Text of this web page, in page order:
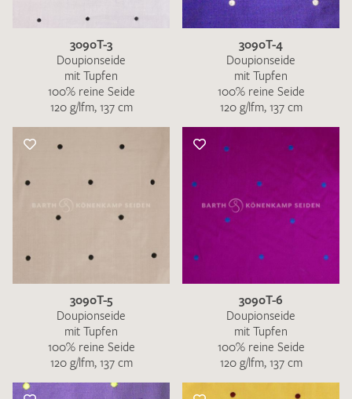
3090T-3
Doupionseide
mit Tupfen
100% reine Seide
120 g/lfm, 137 cm
3090T-4
Doupionseide
mit Tupfen
100% reine Seide
120 g/lfm, 137 cm
3090T-5
Doupionseide
mit Tupfen
100% reine Seide
120 g/lfm, 137 cm
3090T-6
Doupionseide
mit Tupfen
100% reine Seide
120 g/lfm, 137 cm